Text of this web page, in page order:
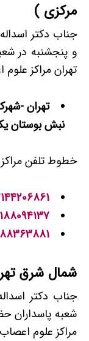
مرکزی )
جناب دکتر
و پنجشنبه در
تهران مراکز
تهران -
نبش بوستان یکم
خطوط تلفن
شمال شرق
جناب دکتر
شعبه پاسداران
مراکز علوم